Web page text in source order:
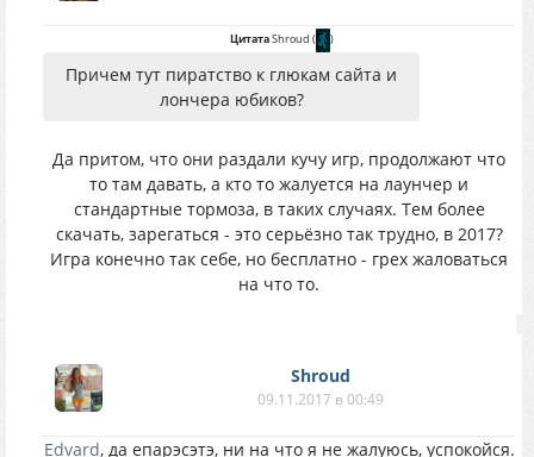
ЦитатаShroud ( )
Причем тут пиратство к глюкам сайта и
лончера юбиков?
Да притом, что они раздали кучу игр, продолжают что
то там давать, а кто то жалуется на лаунчер и
стандартные тормоза, в таких случаях. Тем более
скачать, зарегаться - это серьёзно так трудно, в 2017?
Игра конечно так себе, но бесплатно - грех жаловаться
на что то.
Shroud
09.11.2017 в 00:49
Edvard, да епарэсэтэ, ни на что я не жалуюсь, успокойся.